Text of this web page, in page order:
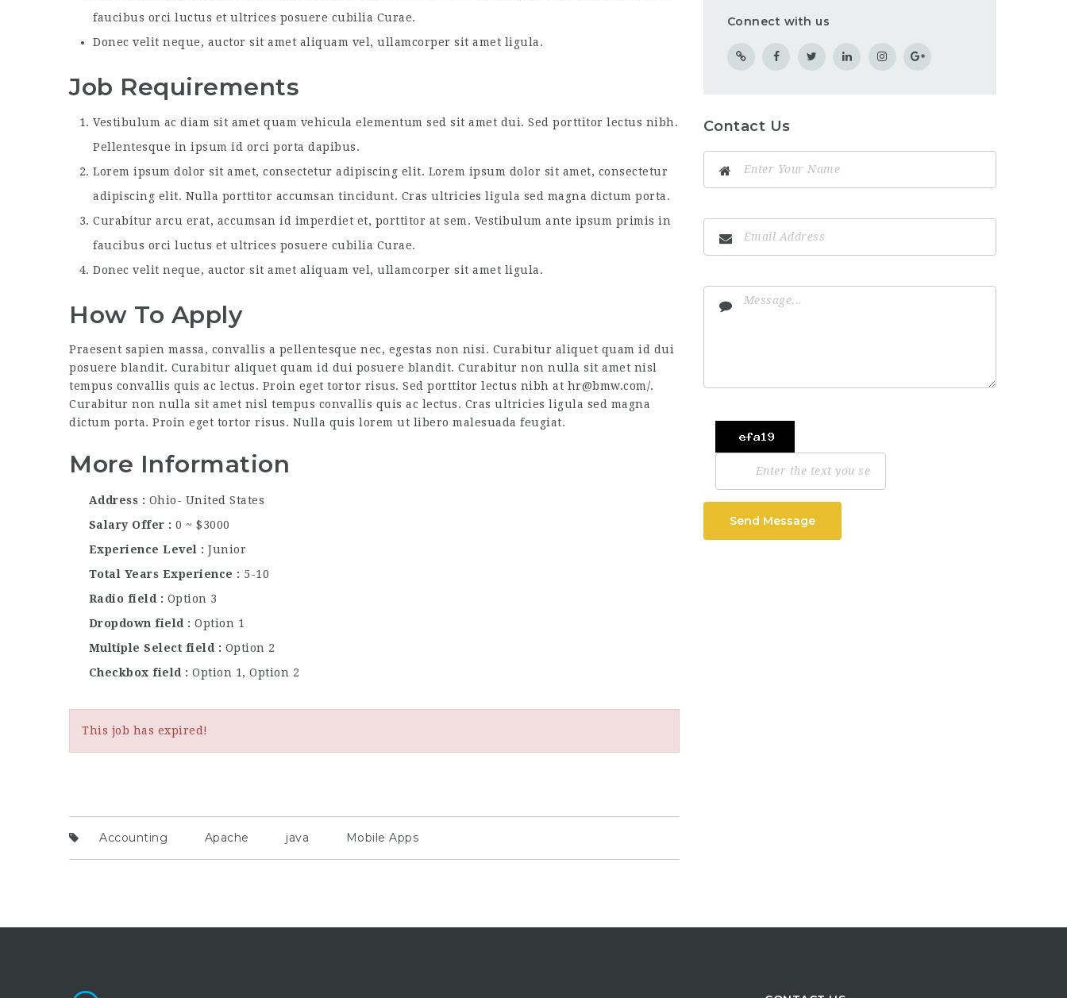
faucibus orci luctus et ultrices posuere cubilia Curae.
Donec velit neque, auctor sit amet aliquam vel, ullamcorper sit amet ligula.
Job Requirements
Vestibulum ac diam sit amet quam vehicula elementum sed sit amet dui. Sed porttitor lectus nibh.
Pellentesque in ipsum id orci porta dapibus.
Lorem ipsum dolor sit amet, consectetur adipiscing elit. Lorem ipsum dolor sit amet, consectetur
adipiscing elit. Nulla porttitor accumsan tincidunt. Cras ultricies ligula sed magna dictum porta.
Curabitur arcu erat, accumsan id imperdiet et, porttitor at sem. Vestibulum ante ipsum primis in
faucibus orci luctus et ultrices posuere cubilia Curae.
Donec velit neque, auctor sit amet aliquam vel, ullamcorper sit amet ligula.
How To Apply
Praesent sapien massa, convallis a pellentesque nec, egestas non nisi. Curabitur aliquet quam id dui
posuere blandit. Curabitur aliquet quam id dui posuere blandit. Curabitur non nulla sit amet nisl
tempus convallis quis ac lectus. Proin eget tortor risus. Sed porttitor lectus nibh at hr@bmw.com/.
Curabitur non nulla sit amet nisl tempus convallis quis ac lectus. Cras ultricies ligula sed magna
dictum porta. Proin eget tortor risus. Nulla quis lorem ut libero malesuada feugiat.
More Information
Address
Ohio- United States
Salary Offer
0 ~ $3000
Experience Level
Junior
Total Years Experience
5-10
Radio field
Option 3
Dropdown field
Option 1
Multiple Select field
Option 2
Checkbox field
Option 1, Option 2
This job has expired!
Accounting Apache java Mobile Apps
Connect with us
Contact Us
Send Message